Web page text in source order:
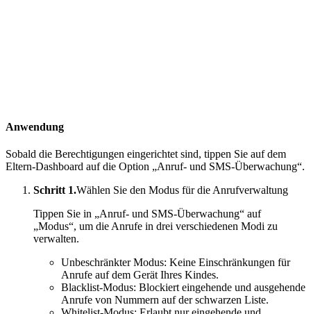
Anwendung
Sobald die Berechtigungen eingerichtet sind, tippen Sie auf dem
Eltern-Dashboard auf die Option „Anruf- und SMS-Überwachung“.
Schritt 1.Wählen Sie den Modus für die Anrufverwaltung
Tippen Sie in „Anruf- und SMS-Überwachung“ auf
„Modus“, um die Anrufe in drei verschiedenen Modi zu
verwalten.
Unbeschränkter Modus: Keine Einschränkungen für
Anrufe auf dem Gerät Ihres Kindes.
Blacklist-Modus: Blockiert eingehende und ausgehende
Anrufe von Nummern auf der schwarzen Liste.